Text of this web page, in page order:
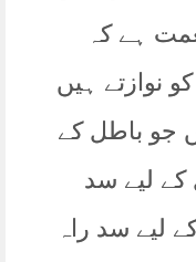
ہے کہ
نوازتے ہیں
جو باطل کے
کے لیے سد
لیے سد راہ